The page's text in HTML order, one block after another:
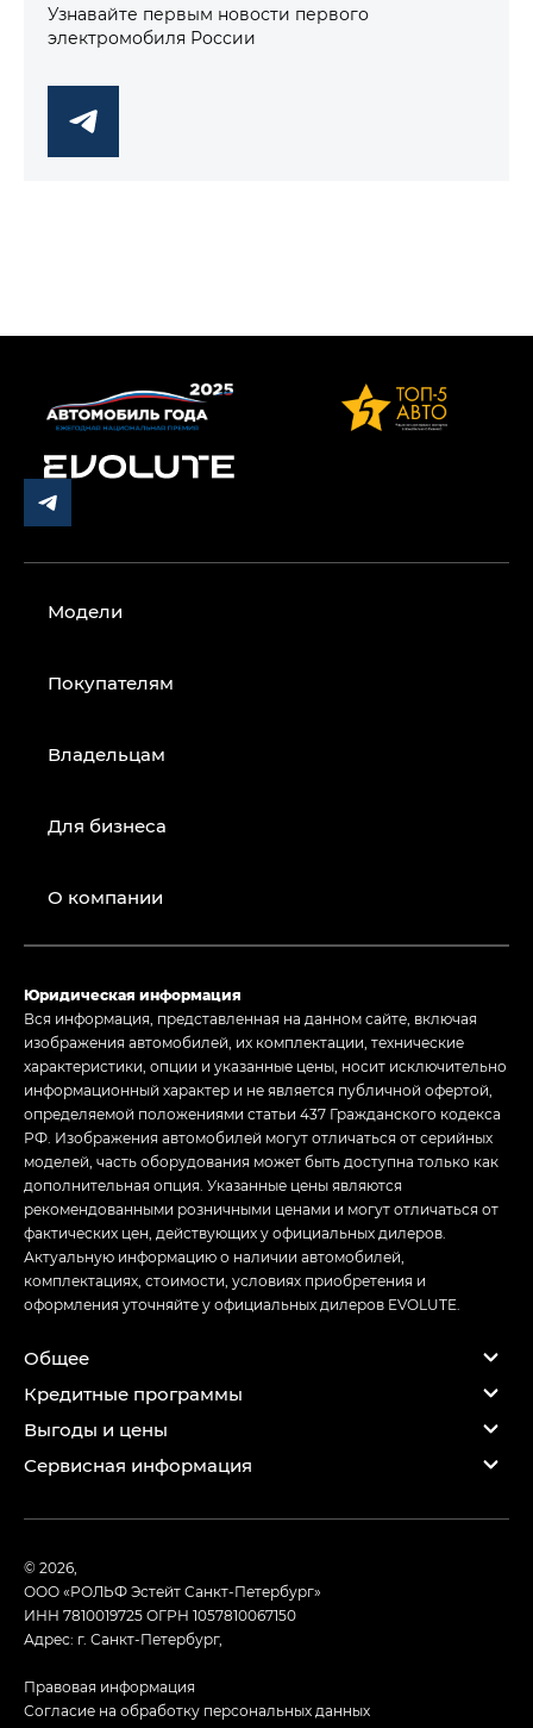
Узнавайте первым новости первого
электромобиля России
Модели
Покупателям
Владельцам
Для бизнеса
О компании
Юридическая информация
Вся информация, представленная на данном сайте, включая
изображения автомобилей, их комплектации, технические
характеристики, опции и указанные цены, носит исключительно
информационный характер и не является публичной офертой,
определяемой положениями статьи 437 Гражданского кодекса
РФ. Изображения автомобилей могут отличаться от серийных
моделей, часть оборудования может быть доступна только как
дополнительная опция. Указанные цены являются
рекомендованными розничными ценами и могут отличаться от
фактических цен, действующих у официальных дилеров.
Актуальную информацию о наличии автомобилей,
комплектациях, стоимости, условиях приобретения и
оформления уточняйте у официальных дилеров EVOLUTE.
Общее
Кредитные программы
Выгоды и цены
Сервисная информация
© 2026,
ООО «РОЛЬФ Эстейт Санкт-Петербург»
ИНН 7810019725ОГРН 1057810067150
Адрес: г. Санкт-Петербург,
Правовая информация
Согласие на обработку персональных данных